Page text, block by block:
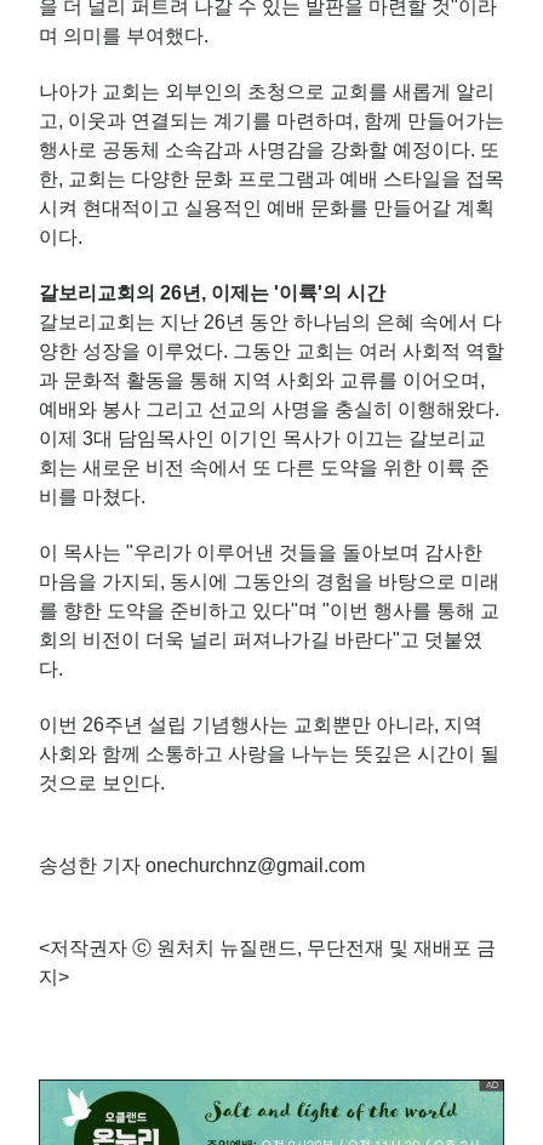
을 더 널리 퍼트려 나갈 수 있는 발판을 마련할 것"이라
며 의미를 부여했다.
나아가 교회는 외부인의 초청으로 교회를 새롭게 알리
고, 이웃과 연결되는 계기를 마련하며, 함께 만들어가는
행사로 공동체 소속감과 사명감을 강화할 예정이다. 또
한, 교회는 다양한 문화 프로그램과 예배 스타일을 접목
시켜 현대적이고 실용적인 예배 문화를 만들어갈 계획
이다.
갈보리교회의 26년, 이제는 '이륙'의 시간
갈보리교회는 지난 26년 동안 하나님의 은혜 속에서 다
양한 성장을 이루었다. 그동안 교회는 여러 사회적 역할
과 문화적 활동을 통해 지역 사회와 교류를 이어오며,
예배와 봉사 그리고 선교의 사명을 충실히 이행해왔다.
이제 3대 담임목사인 이기인 목사가 이끄는 갈보리교
회는 새로운 비전 속에서 또 다른 도약을 위한 이륙 준
비를 마쳤다.
이 목사는 "우리가 이루어낸 것들을 돌아보며 감사한
마음을 가지되, 동시에 그동안의 경험을 바탕으로 미래
를 향한 도약을 준비하고 있다"며 "이번 행사를 통해 교
회의 비전이 더욱 널리 퍼져나가길 바란다"고 덧붙였
다.
이번 26주년 설립 기념행사는 교회뿐만 아니라, 지역
사회와 함께 소통하고 사랑을 나누는 뜻깊은 시간이 될
것으로 보인다.
송성한 기자 onechurchnz@gmail.com
<저작권자 ⓒ 원처치 뉴질랜드, 무단전재 및 재배포 금
지>